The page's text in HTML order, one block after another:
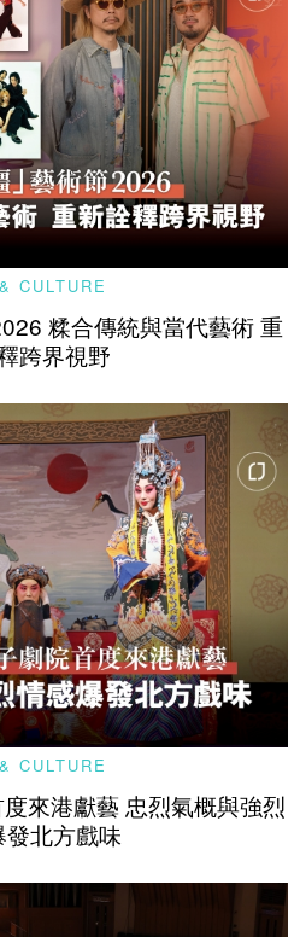
CULTURE
糅合傳統與當代藝術 重
跨界視野
CULTURE
來港獻藝 忠烈氣概與強烈
北方戲味